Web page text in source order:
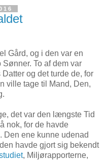
Gård, og i den var en
To af dem var
og det turde de, for
ville tage til Mand, Den,
det var den længste Tid
nok, for de havde
Den ene kunne udenad
havde gjort sig bekendt
, Miljørapporterne,